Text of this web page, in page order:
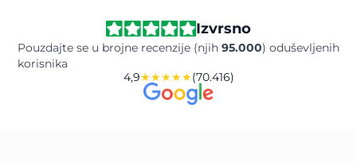
Izvrsno
Pouzdajte se u brojne recenzije (njih 95.000) oduševljenih
korisnika
4,9★★★★★(70.416)